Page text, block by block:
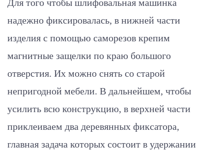
Для того чтобы шлифовальная машинка
надежно фиксировалась, в нижней части
изделия с помощью саморезов крепим
магнитные защелки по краю большого
отверстия. Их можно снять со старой
непригодной мебели. В дальнейшем, чтобы
усилить всю конструкцию, в верхней части
приклеиваем два деревянных фиксатора,
главная задача которых состоит в удержании